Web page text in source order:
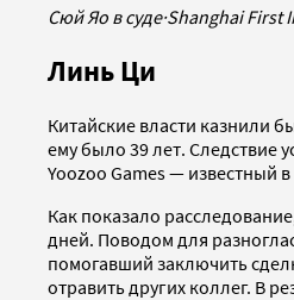
Сюй Яо в суде·Shanghai First
Линь Ци
Китайские власти казнили
ему было 39 лет. Следствие
Yoozoo Games — известный
Как показало
дней. Поводом для
помогавший заключить
отравить других коллег. В